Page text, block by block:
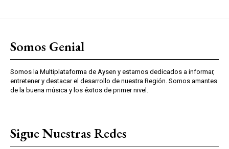
Somos Genial
Somos la Multiplataforma de Aysen y estamos dedicados a informar,
entretener y destacar el desarrollo de nuestra Región. Somos amantes
de la buena música y los éxitos de primer nivel.
Sigue Nuestras Redes